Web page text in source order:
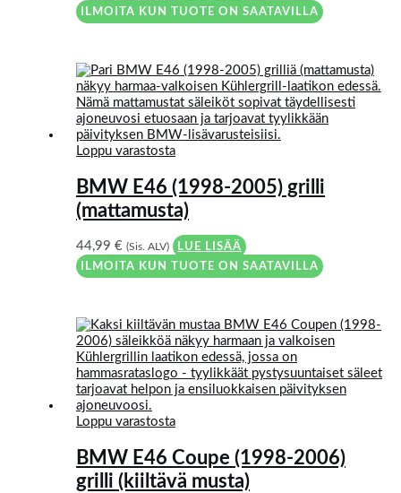
ILMOITA KUN TUOTE ON SAATAVILLA
Loppu varastosta
BMW E46 (1998-2005) grilli
(mattamusta)
44,99€ (Sis. ALV)
LUE LISÄÄ
ILMOITA KUN TUOTE ON SAATAVILLA
Loppu varastosta
BMW E46 Coupe (1998-2006)
grilli (kiiltävä musta)